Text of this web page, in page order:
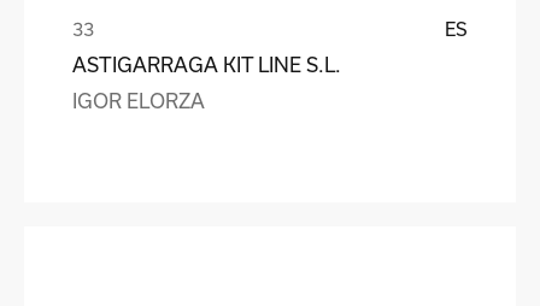
ES
ASTIGARRAGA KIT LINE S.L.
IGOR ELORZA